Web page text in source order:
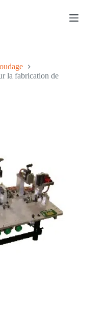
la fabrication de